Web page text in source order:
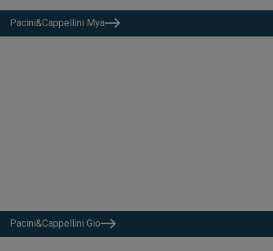
Pacini&Cappellini Mya
Pacini&Cappellini Gio